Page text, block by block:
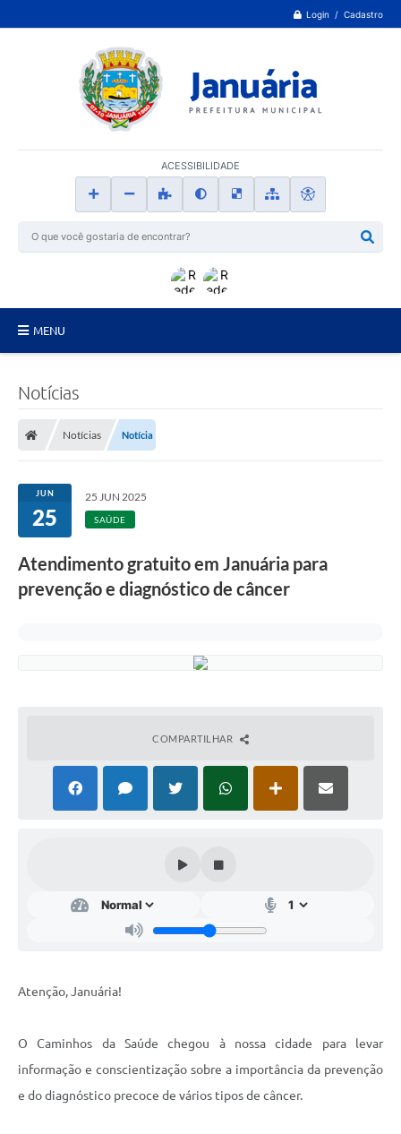
Login / Cadastro
ACESSIBILIDADE
MENU
Secretarias
Tributos
Ouvidoria
Galeria de Vídeos
Diário Oficial
Links
Notícias
Notícias Notícia
JUN
25
25 JUN 2025
SAÚDE
Atendimento gratuito em Januária para
prevenção e diagnóstico de câncer
COMPARTILHAR
Atenção, Januária!
O Caminhos da Saúde chegou à nossa cidade para levar
informação e conscientização sobre a importância da prevenção
e do diagnóstico precoce de vários tipos de câncer.